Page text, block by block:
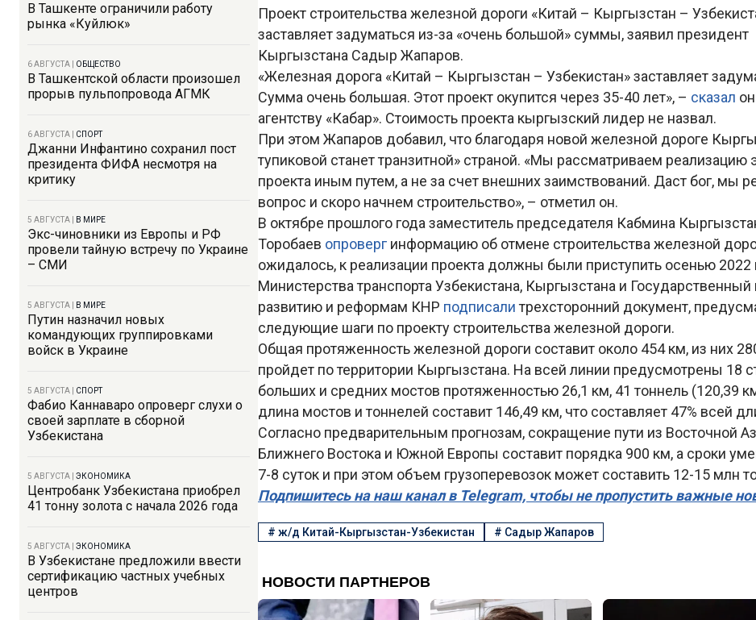
В Ташкенте ограничили работу
рынка «Куйлюк»
6 АВГУСТА ОБЩЕСТВО
В Ташкентской области произошел
прорыв пульпопровода АГМК
6 АВГУСТА СПОРТ
Джанни Инфантино сохранил пост
президента ФИФА несмотря на
критику
5 АВГУСТА В МИРЕ
Экс-чиновники из Европы и РФ
провели тайную встречу по Украине
– СМИ
5 АВГУСТА В МИРЕ
Путин назначил новых
командующих группировками
войск в Украине
5 АВГУСТА СПОРТ
Фабио Каннаваро опроверг слухи о
своей зарплате в сборной
Узбекистана
5 АВГУСТА ЭКОНОМИКА
Центробанк Узбекистана приобрел
41 тонну золота с начала 2026 года
5 АВГУСТА ЭКОНОМИКА
В Узбекистане предложили ввести
сертификацию частных учебных
центров
Проект строительства железной дороги «Китай – Кыргызстан –
заставляет задуматься из-за «очень большой» суммы, заявил президент
Кыргызстана Садыр Жапаров.
«Железная дорога «Китай – Кыргызстан – Узбекистан» заставляет
Сумма очень большая. Этот проект окупится через 35-40 лет», – сказал
агентству «Кабар». Стоимость проекта кыргызский лидер не назвал.
При этом Жапаров добавил, что благодаря новой железной дороге
тупиковой станет транзитной» страной. «Мы рассматриваем реализацию
проекта иным путем, а не за счет внешних заимствований. Даст бог, мы
вопрос и скоро начнем строительство», – отметил он.
В октябре прошлого года заместитель председателя Кабмина
Торобаев опроверг информацию об отмене строительства железной
ожидалось, к реализации проекта должны были приступить осенью 2022
Министерства транспорта Узбекистана, Кыргызстана и Государственный
развитию и реформам КНР подписалитрехсторонний документ,
следующие шаги по проекту строительства железной дороги.
Общая протяженность железной дороги составит около 454 км, из них
пройдет по территории Кыргызстана. На всей линии предусмотрены 18
больших и средних мостов протяженностью 26,1 км, 41 тоннель (120,39
длина мостов и тоннелей составит 146,49 км, что составляет 47% всей
Согласно предварительным прогнозам, сокращение пути из Восточной
Ближнего Востока и Южной Европы составит порядка 900 км, а сроки
7-8 суток и при этом объем грузоперевозок может составить 12-15 млн
Подпишитесь на наш канал в Telegram, чтобы не пропустить важные
# ж/д Китай-Кыргызстан-Узбекистан # Садыр Жапаров